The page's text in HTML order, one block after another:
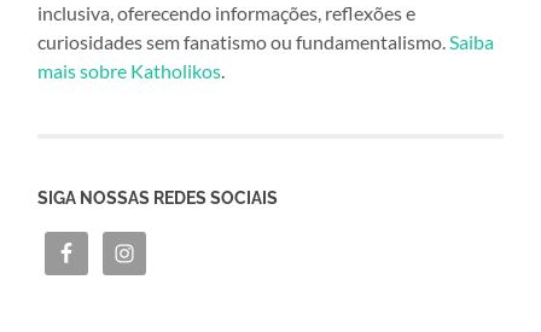
inclusiva, oferecendo informações, reflexões e
curiosidades sem fanatismo ou fundamentalismo.Saiba
mais sobre Katholikos.
SIGA NOSSAS REDES SOCIAIS